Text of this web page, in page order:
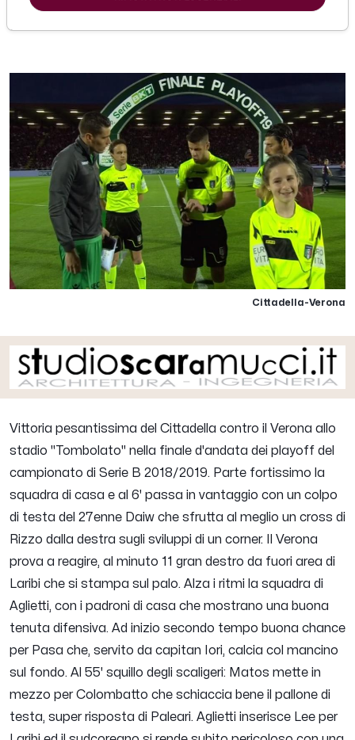
di Redazione Picenotime
Cittadella-Verona
Vittoria pesantissima del Cittadella contro il Verona allo
stadio "Tombolato" nella finale d'andata dei playoff del
campionato di Serie B 2018/2019. Parte fortissimo la
squadra di casa e al 6' passa in vantaggio con un colpo
di testa del 27enne Daiw che sfrutta al meglio un cross di
Rizzo dalla destra sugli sviluppi di un corner. Il Verona
prova a reagire, al minuto 11 gran destro da fuori area di
Laribi che si stampa sul palo. Alza i ritmi la squadra di
Aglietti, con i padroni di casa che mostrano una buona
tenuta difensiva. Ad inizio secondo tempo buona chance
per Pasa che, servito da capitan Iori, calcia col mancino
sul fondo. Al 55' squillo degli scaligeri: Matos mette in
mezzo per Colombatto che schiaccia bene il pallone di
testa, super risposta di Paleari. Aglietti inserisce Lee per